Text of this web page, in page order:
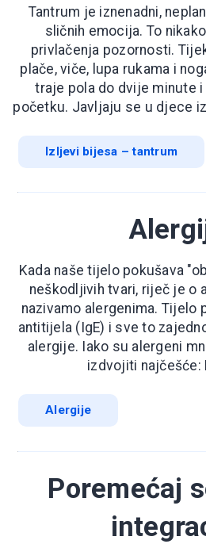
Tantrum je iznenadni,
sličnih emocija. To
privlačenja pozornosti.
plače, viče, lupa rukama i
traje pola do dvije minute
početku. Javljaju se u djece
Izljevi bijesa – tantrum
Kada naše tijelo pokušava
neškodljivih tvari, riječ je o
nazivamo alergenima. Tijelo
antitijela (IgE) i sve to
alergije. Iako su alergeni
izdvojiti najčešće:
Alergije
Poremećaj